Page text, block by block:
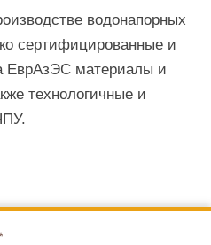
водонапорных
сертифицированные и
ЕврАзЭС материалы и
технологичные и